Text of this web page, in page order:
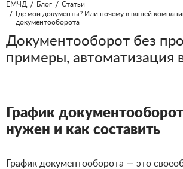
ЕМЧД Блог
Статьи
Где мои документы? Или почему в вашей
документооборота
Документооборот без
примеры, автоматизация
График
нужен и как составить
График документооборота — это